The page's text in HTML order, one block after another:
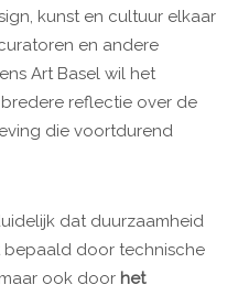
kunst en cultuur elkaar
en andere
Art Basel wil het
reflectie over de
die voortdurend
dat duurzaamheid
door technische
ook door het